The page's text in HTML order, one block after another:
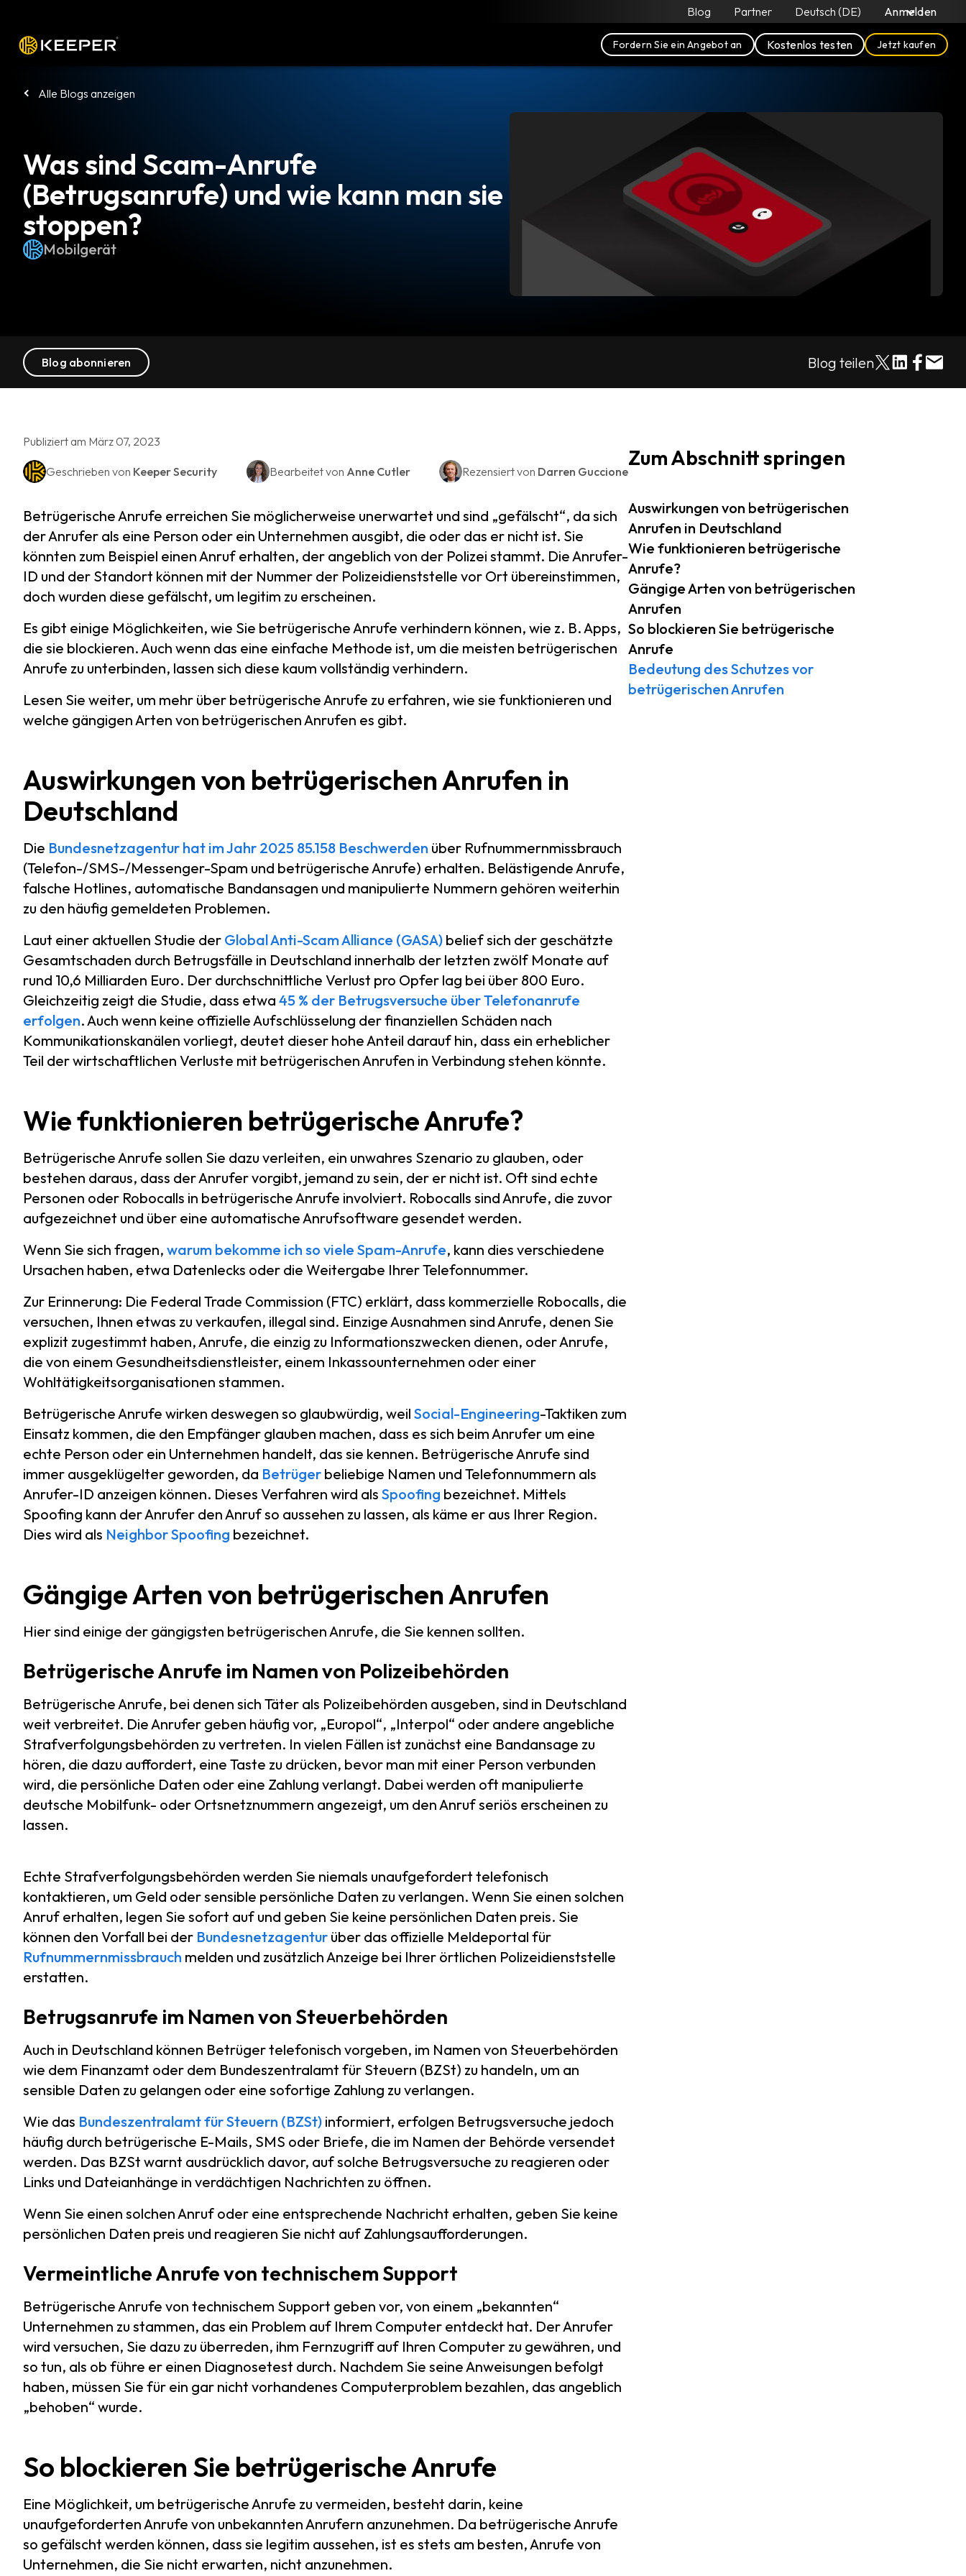
Blog Partner Deutsch (DE) Anmelden
Fordern Sie ein Angebot an Kostenlos testen Jetzt kaufen
Alle Blogs anzeigen
Was sind Scam-Anrufe
(Betrugsanrufe) und wie kann man sie
stoppen?
Mobilgerät
Blog abonnieren Blog teilen
Publiziert am März 07, 2023
Geschrieben von Keeper Security Bearbeitet von Anne Cutler Rezensiert von Darren Guccione
Betrügerische Anrufe erreichen Sie möglicherweise unerwartet und sind „gefälscht“, da sich
der Anrufer als eine Person oder ein Unternehmen ausgibt, die oder das er nicht ist. Sie
könnten zum Beispiel einen Anruf erhalten, der angeblich von der Polizei stammt. Die Anrufer-
ID und der Standort können mit der Nummer der Polizeidienststelle vor Ort übereinstimmen,
doch wurden diese gefälscht, um legitim zu erscheinen.
Es gibt einige Möglichkeiten, wie Sie betrügerische Anrufe verhindern können, wie z. B. Apps,
die sie blockieren. Auch wenn das eine einfache Methode ist, um die meisten betrügerischen
Anrufe zu unterbinden, lassen sich diese kaum vollständig verhindern.
Lesen Sie weiter, um mehr über betrügerische Anrufe zu erfahren, wie sie funktionieren und
welche gängigen Arten von betrügerischen Anrufen es gibt.
Auswirkungen von betrügerischen Anrufen in
Deutschland
Die Bundesnetzagentur hat im Jahr 2025 85.158 Beschwerden über Rufnummernmissbrauch
(Telefon-/SMS-/Messenger-Spam und betrügerische Anrufe) erhalten. Belästigende Anrufe,
falsche Hotlines, automatische Bandansagen und manipulierte Nummern gehören weiterhin
zu den häufig gemeldeten Problemen.
Laut einer aktuellen Studie der Global Anti-Scam Alliance (GASA) belief sich der geschätzte
Gesamtschaden durch Betrugsfälle in Deutschland innerhalb der letzten zwölf Monate auf
rund 10,6 Milliarden Euro. Der durchschnittliche Verlust pro Opfer lag bei über 800 Euro.
Gleichzeitig zeigt die Studie, dass etwa 45 % der Betrugsversuche über Telefonanrufe
erfolgen. Auch wenn keine offizielle Aufschlüsselung der finanziellen Schäden nach
Kommunikationskanälen vorliegt, deutet dieser hohe Anteil darauf hin, dass ein erheblicher
Teil der wirtschaftlichen Verluste mit betrügerischen Anrufen in Verbindung stehen könnte.
Wie funktionieren betrügerische Anrufe?
Betrügerische Anrufe sollen Sie dazu verleiten, ein unwahres Szenario zu glauben, oder
bestehen daraus, dass der Anrufer vorgibt, jemand zu sein, der er nicht ist. Oft sind echte
Personen oder Robocalls in betrügerische Anrufe involviert. Robocalls sind Anrufe, die zuvor
aufgezeichnet und über eine automatische Anrufsoftware gesendet werden.
Wenn Sie sich fragen, warum bekomme ich so viele Spam-Anrufe, kann dies verschiedene
Ursachen haben, etwa Datenlecks oder die Weitergabe Ihrer Telefonnummer.
Zur Erinnerung: Die Federal Trade Commission (FTC) erklärt, dass kommerzielle Robocalls, die
versuchen, Ihnen etwas zu verkaufen, illegal sind. Einzige Ausnahmen sind Anrufe, denen Sie
explizit zugestimmt haben, Anrufe, die einzig zu Informationszwecken dienen, oder Anrufe,
die von einem Gesundheitsdienstleister, einem Inkassounternehmen oder einer
Wohltätigkeitsorganisationen stammen.
Betrügerische Anrufe wirken deswegen so glaubwürdig, weil Social-Engineering-Taktiken zum
Einsatz kommen, die den Empfänger glauben machen, dass es sich beim Anrufer um eine
echte Person oder ein Unternehmen handelt, das sie kennen. Betrügerische Anrufe sind
immer ausgeklügelter geworden, da Betrüger beliebige Namen und Telefonnummern als
Anrufer-ID anzeigen können. Dieses Verfahren wird als Spoofing bezeichnet. Mittels
Spoofing kann der Anrufer den Anruf so aussehen zu lassen, als käme er aus Ihrer Region.
Dies wird als Neighbor Spoofing bezeichnet.
Gängige Arten von betrügerischen Anrufen
Hier sind einige der gängigsten betrügerischen Anrufe, die Sie kennen sollten.
Betrügerische Anrufe im Namen von Polizeibehörden
Betrügerische Anrufe, bei denen sich Täter als Polizeibehörden ausgeben, sind in Deutschland
weit verbreitet. Die Anrufer geben häufig vor, „Europol“, „Interpol“ oder andere angebliche
Strafverfolgungsbehörden zu vertreten. In vielen Fällen ist zunächst eine Bandansage zu
hören, die dazu auffordert, eine Taste zu drücken, bevor man mit einer Person verbunden
wird, die persönliche Daten oder eine Zahlung verlangt. Dabei werden oft manipulierte
deutsche Mobilfunk- oder Ortsnetznummern angezeigt, um den Anruf seriös erscheinen zu
lassen.
Echte Strafverfolgungsbehörden werden Sie niemals unaufgefordert telefonisch
kontaktieren, um Geld oder sensible persönliche Daten zu verlangen. Wenn Sie einen solchen
Anruf erhalten, legen Sie sofort auf und geben Sie keine persönlichen Daten preis. Sie
können den Vorfall bei der Bundesnetzagentur über das offizielle Meldeportal für
Rufnummernmissbrauch melden und zusätzlich Anzeige bei Ihrer örtlichen Polizeidienststelle
erstatten.
Betrugsanrufe im Namen von Steuerbehörden
Auch in Deutschland können Betrüger telefonisch vorgeben, im Namen von Steuerbehörden
wie dem Finanzamt oder dem Bundeszentralamt für Steuern (BZSt) zu handeln, um an
sensible Daten zu gelangen oder eine sofortige Zahlung zu verlangen.
Wie das Bundeszentralamt für Steuern (BZSt) informiert, erfolgen Betrugsversuche jedoch
häufig durch betrügerische E-Mails, SMS oder Briefe, die im Namen der Behörde versendet
werden. Das BZSt warnt ausdrücklich davor, auf solche Betrugsversuche zu reagieren oder
Links und Dateianhänge in verdächtigen Nachrichten zu öffnen.
Wenn Sie einen solchen Anruf oder eine entsprechende Nachricht erhalten, geben Sie keine
persönlichen Daten preis und reagieren Sie nicht auf Zahlungsaufforderungen.
Vermeintliche Anrufe von technischem Support
Betrügerische Anrufe von technischem Support geben vor, von einem „bekannten“
Unternehmen zu stammen, das ein Problem auf Ihrem Computer entdeckt hat. Der Anrufer
wird versuchen, Sie dazu zu überreden, ihm Fernzugriff auf Ihren Computer zu gewähren, und
so tun, als ob führe er einen Diagnosetest durch. Nachdem Sie seine Anweisungen befolgt
haben, müssen Sie für ein gar nicht vorhandenes Computerproblem bezahlen, das angeblich
„behoben“ wurde.
So blockieren Sie betrügerische Anrufe
Eine Möglichkeit, um betrügerische Anrufe zu vermeiden, besteht darin, keine
unaufgeforderten Anrufe von unbekannten Anrufern anzunehmen. Da betrügerische Anrufe
so gefälscht werden können, dass sie legitim aussehen, ist es stets am besten, Anrufe von
Unternehmen, die Sie nicht erwarten, nicht anzunehmen.
Zum Abschnitt springen
Auswirkungen von betrügerischen
Anrufen in Deutschland
Wie funktionieren betrügerische
Anrufe?
Gängige Arten von betrügerischen
Anrufen
So blockieren Sie betrügerische
Anrufe
Bedeutung des Schutzes vor
betrügerischen Anrufen